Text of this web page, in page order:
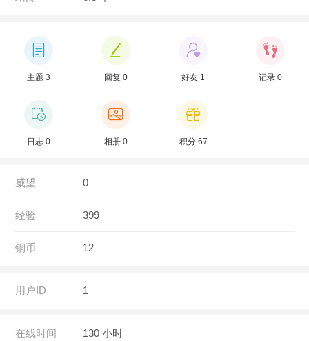
主题 3 回复 0 好友 1 记录 0
日志 0 相册 0 积分 67
威望 0
经验 399
铜币 12
用户ID 1
在线时间 130 小时